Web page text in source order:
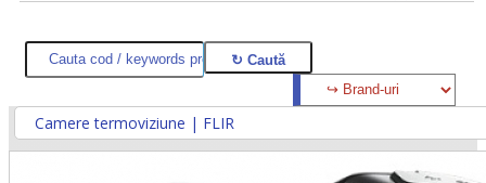
@
Camere termoviziune | FLIR